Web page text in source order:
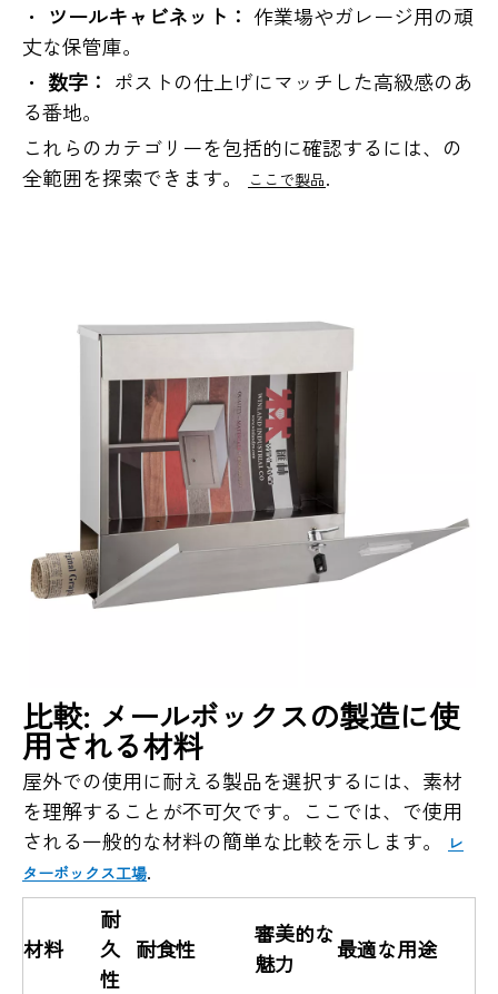
・ ツールキャビネット： 作業場やガレージ用の頑
丈な保管庫。
・ 数字： ポストの仕上げにマッチした高級感のあ
る番地。
これらのカテゴリーを包括的に確認するには、の
全範囲を探索できます。
ここで製品.
比較: メールボックスの製造に使
用される材料
屋外での使用に耐える製品を選択するには、素材
を理解することが不可欠です。ここでは、で使用
される一般的な材料の簡単な比較を示します。
レ
ターボックス工場.
材料
耐
久
性
耐食性
審美的な
魅力
最適な用途